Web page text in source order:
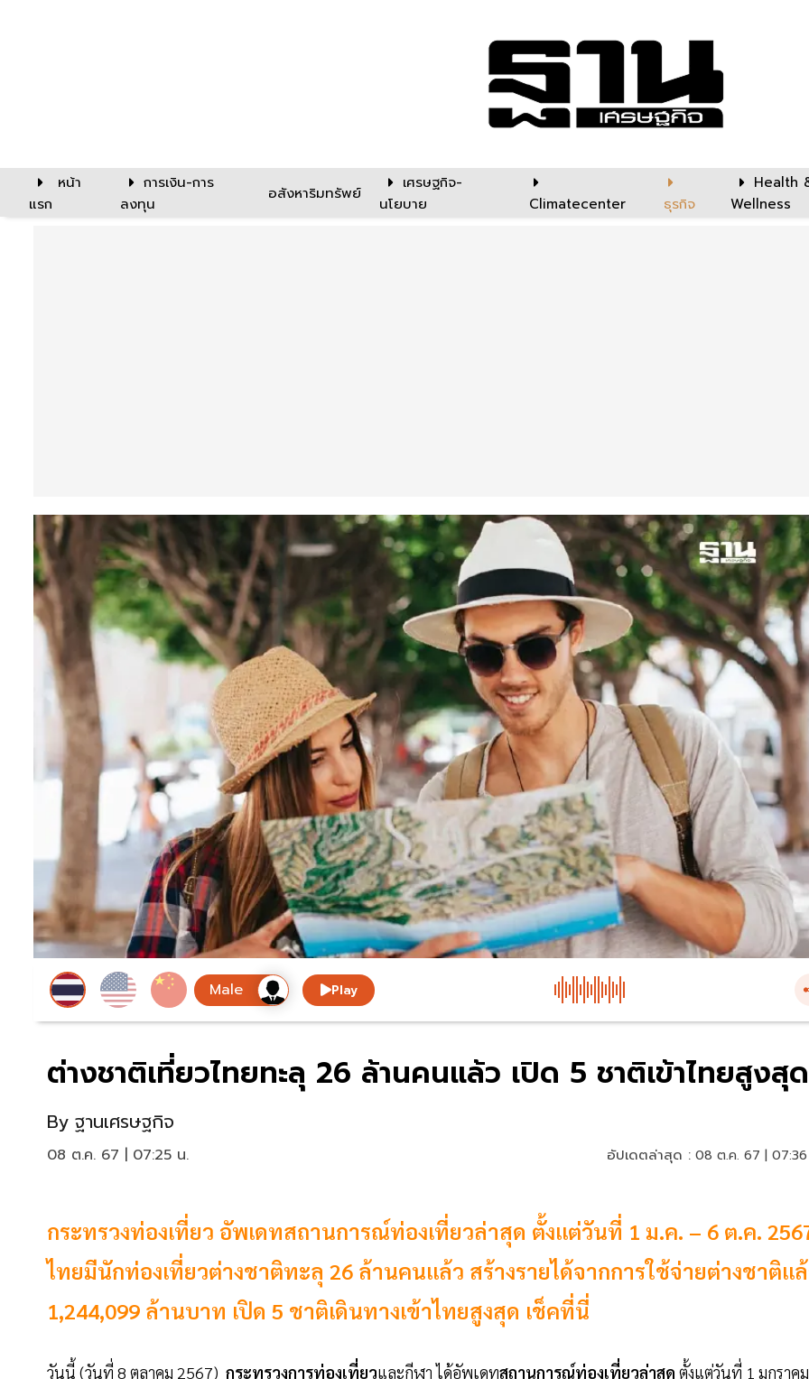
หน้า
แรก
การเงิน-การ
ลงทุน
อสังหาริมทรัพย์
เศรษฐกิจ-
นโยบาย
Climatecenter ธุรกิจ
Health
Wellness
Play
ต่างชาติเที่ยวไทยทะลุ 26 ล้านคนแล้ว เปิด 5 ชาติเข้าไทยสูงสุด
By ฐานเศรษฐกิจ
08 ต.ค. 67 | 07:25 น. อัปเดตล่าสุด : 08 ต.ค. 67 |
กระทรวงท่องเที่ยว อัพเดทสถานการณ์ท่องเที่ยวล่าสุด ตั้งแต่วันที่ 1 ม.ค. – 6 ต.ค.
ไทยมีนักท่องเที่ยวต่างชาติทะลุ 26 ล้านคนแล้ว สร้างรายได้จากการใช้จ่ายต่างชาติแ
1,244,099 ล้านบาท เปิด 5 ชาติเดินทางเข้าไทยสูงสุด เช็คที่นี่
วันนี้ (วันที่ 8 ตุลาคม 2567) กระทรวงการท่องเที่ยวและกีฬา ได้อัพเดทสถานการณ์ท่องเที่ยวล่าสุด ตั้งแต่วันที่ 1 มกราค